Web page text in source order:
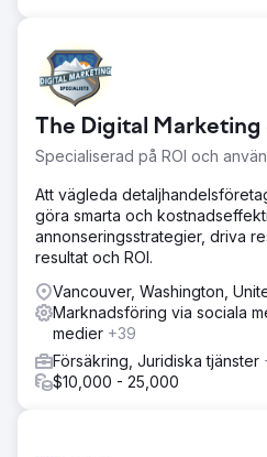
The Digital Marketing
Specialiserad på ROI och
Att vägleda
göra smarta och
annonseringsstrategier, driva
resultat och ROI.
Vancouver, Washington,
Marknadsföring via sociala
medier +39
Försäkring, Juridiska tjänster
$10,000 - 25,000